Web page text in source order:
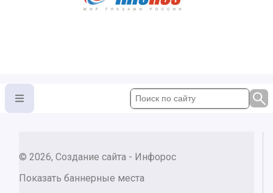
© 2026, Создание сайта - Инфорос
Показать баннерные места